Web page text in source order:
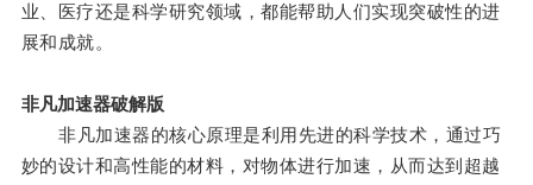
业、医疗还是科学研究领域，都能帮助人们实现突破性的进
展和成就。
非凡加速器破解版
非凡加速器的核心原理是利用先进的科学技术，通过巧
妙的设计和高性能的材料，对物体进行加速，从而达到超越